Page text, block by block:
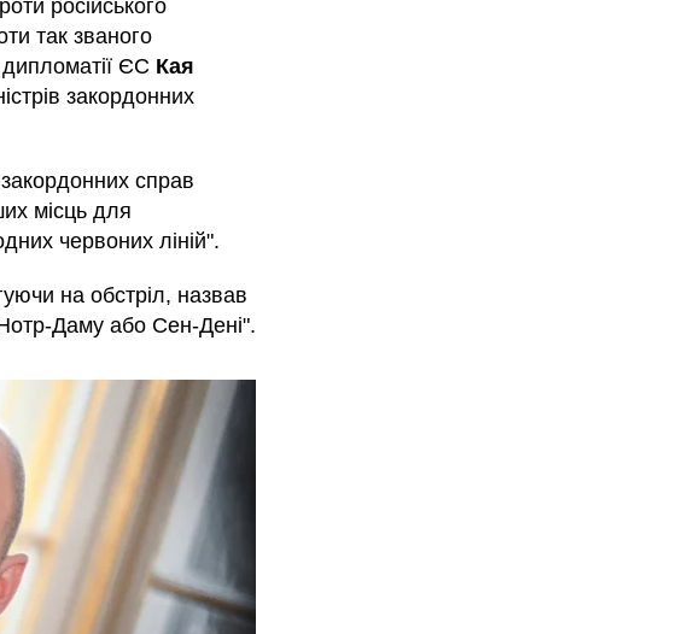
російського
так званого
ЄС Кая
закордонних
справ
місць для
червоних ліній".
на обстріл, назвав
Даму або Сен-Дені".